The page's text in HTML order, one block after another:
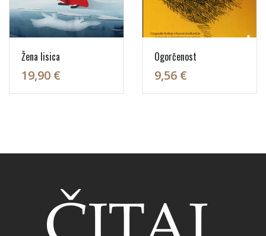
Žena lisica
19,90 €
Ogorčenost
9,56 €